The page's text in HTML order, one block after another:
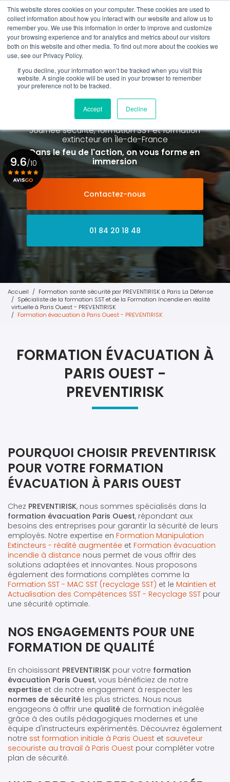
This website stores cookies on your computer. These cookies are used to
collect information about how you interact with our website and allow us to
remember you. We use this information in order to improve and customize
your browsing experience and for analytics and metrics about our visitors
both on this website and other media. To find out more about the cookies we
use, see our Privacy Policy.
If you decline, your information won’t be tracked when you visit this
website. A single cookie will be used in your browser to remember
your preference not to be tracked.
Accept Decline
Aller
au
contenu
principal
01 84 20 18 48
Spécialiste de la formation SST et
de la Formation Incendie
à Paris La Défense depuis 2015
Journée sécurité, formation SST et formation
extincteuren Île-de-France
Dans le feu de l'action, on vous forme en
immersion
Contactez-nous
01 84 20 18 48
9.6/10
Voir le certificat
Accueil
Formation santé sécurité par PREVENTIRISK à Paris La Défense
Spécialiste de la formation SST et de la Formation Incendie en réalité
virtuelle à Paris Ouest - PREVENTIRISK
Formation évacuation à Paris Ouest - PREVENTIRISK
FORMATION ÉVACUATION À
PARIS OUEST -
PREVENTIRISK
POURQUOI CHOISIR PREVENTIRISK
POUR VOTRE FORMATION
ÉVACUATION À PARIS OUEST
Chez PREVENTIRISK, nous sommes spécialisés dans la
formation évacuation Paris Ouest, répondant aux
besoins des entreprises pour garantir la sécurité de leurs
employés. Notre expertise en Formation Manipulation
Extincteurs - réalité augmentée et Formation évacuation
incendie à distance nous permet de vous offrir des
solutions adaptées et innovantes. Nous proposons
également des formations complètes comme la
Formation SST - MAC SST (recyclage SST) et le Maintien et
Actualisation des Compétences SST - Recyclage SST pour
une sécurité optimale.
NOS ENGAGEMENTS POUR UNE
FORMATION DE QUALITÉ
En choisissant PREVENTIRISK pour votre formation
évacuation Paris Ouest, vous bénéficiez de notre
expertise et de notre engagement à respecter les
normes de sécurité les plus strictes. Nous nous
engageons à offrir une qualité de formation inégalée
grâce à des outils pédagogiques modernes et une
équipe d'instructeurs expérimentés. Découvrez également
notre sst formation initiale à Paris Ouest et sauveteur
secouriste au travail à Paris Ouest pour compléter votre
plan de sécurité.